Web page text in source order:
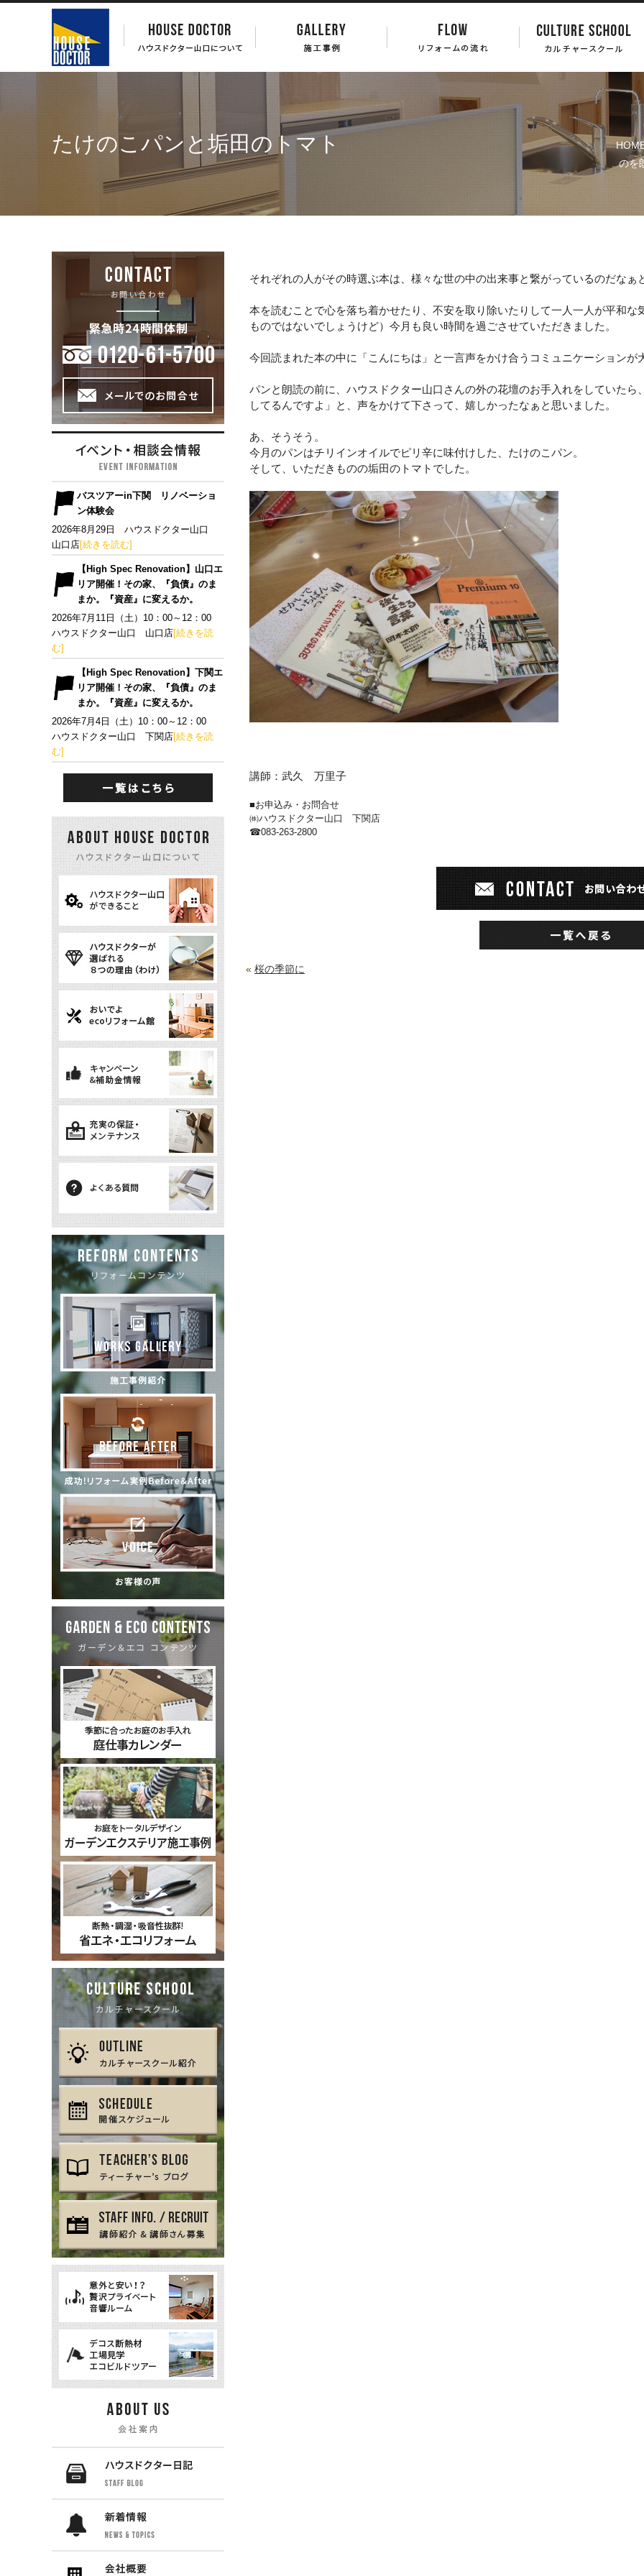
たけのこパンと垢田のトマト
のを
それぞれの人がその時選ぶ本は、様々な世の中の出来事と繋がっているのだなぁ
本を読むことで心を落ち着かせたり、不安を取り除いたりして一人一人が平和
ものではないでしょうけど）今月も良い時間を過ごさせていただきました。
今回読まれた本の中に「こんにちは」と一言声をかけ合うコミュニケーションが
パンと朗読の前に、ハウスドクター山口さんの外の花壇のお手入れをしていた
してるんですよ」と、声をかけて下さって、嬉しかったなぁと思いました。
あ、そうそう。
今月のパンはチリインオイルでピリ辛に味付けした、たけのこパン。
そして、いただきものの垢田のトマトでした。
講師：武久 万里子
■お申込み・お問合せ
㈱ハウスドクター山口 下関店
☎083-263-2800
« 桜の季節に
バスツアーin下関 リノベーショ
ン体験会
2026年8月29日 ハウスドクター山口
山口店[続きを読む]
【High Spec Renovation】山口エ
リア開催！その家、『負債』のま
まか。『資産』に変えるか。
2026年7月11日（土）10：00～12：00
ハウスドクター山口 山口店[続きを読
む]
【High Spec Renovation】下関エ
リア開催！その家、『負債』のま
まか。『資産』に変えるか。
2026年7月4日（土）10：00～12：00
ハウスドクター山口 下関店[続きを読
む]